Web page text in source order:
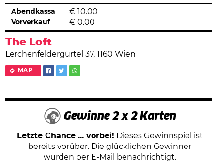
The Loft
Lerchenfeldergürtel 37, 1160 Wien
MAP
Abendkassa € 10.00
Vorverkauf € 0.00
Gewinne 2 x 2 Karten
Letzte Chance ... vorbei! Dieses Gewinnspiel ist
bereits vorüber. Die glücklichen Gewinner
wurden per E-Mail benachrichtigt.